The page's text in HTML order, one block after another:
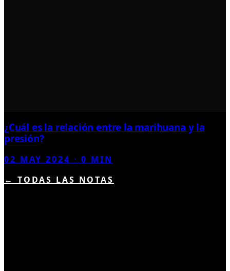
¿Cuál es la relación entre la marihuana y la
presión?
02 MAY 2024 ·0 MIN
← TODAS LAS NOTAS